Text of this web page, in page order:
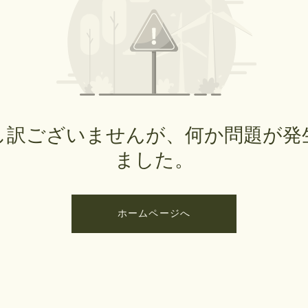
訳ございませんが、何か問題が発
ました。
ホームページへ